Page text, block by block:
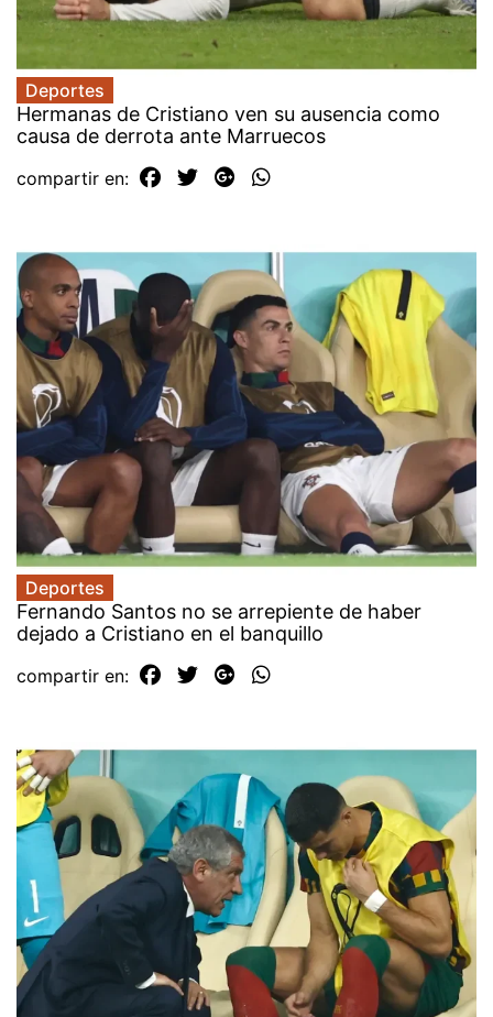
Deportes
Hermanas de Cristiano ven su ausencia como
causa de derrota ante Marruecos
compartir en:
Deportes
Fernando Santos no se arrepiente de haber
dejado a Cristiano en el banquillo
compartir en: